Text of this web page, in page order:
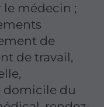
médecin ;
de
de travail,
domicile du